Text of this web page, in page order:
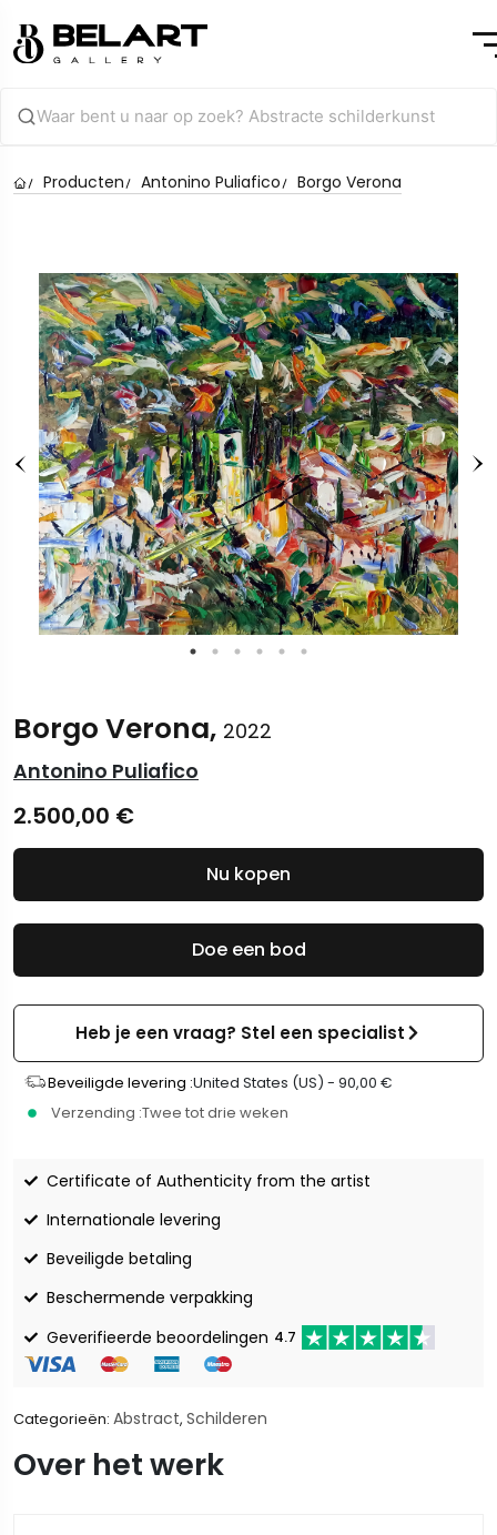
Producten Antonino Puliafico Borgo Verona
Borgo Verona, 2022
Antonino Puliafico
2.500,00 €
Doe een bod
Heb je een vraag? Stel een specialist
Beveiligde levering :United States (US) - 90,00 €
Verzending :Twee tot drie weken
Certificate of Authenticity from the artist
Internationale levering
Beveiligde betaling
Beschermende verpakking
Geverifieerde beoordelingen 4.7
Categorieën: Abstract, Schilderen
Nu kopen
Over het werk